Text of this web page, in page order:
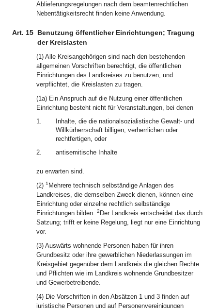
Ablieferungsregelungen nach dem beamtenrechtlichen
Nebentätigkeitsrecht finden keine Anwendung.
Art. 15 Benutzung öffentlicher Einrichtungen; Tragung
der Kreislasten
(1) Alle Kreisangehörigen sind nach den bestehenden
allgemeinen Vorschriften berechtigt, die öffentlichen
Einrichtungen des Landkreises zu benutzen, und
verpflichtet, die Kreislasten zu tragen.
(1a) Ein Anspruch auf die Nutzung einer öffentlichen
Einrichtung besteht nicht für Veranstaltungen, bei denen
1.
Inhalte, die die nationalsozialistische Gewalt- und
Willkürherrschaft billigen, verherrlichen oder
rechtfertigen, oder
2.
antisemitische Inhalte
zu erwarten sind.
(2) 1 Mehrere technisch selbständige Anlagen des
Landkreises, die demselben Zweck dienen, können eine
Einrichtung oder einzelne rechtlich selbständige
Einrichtungen bilden. 2 Der Landkreis entscheidet das durch
Satzung; trifft er keine Regelung, liegt nur eine Einrichtung
vor.
(3) Auswärts wohnende Personen haben für ihren
Grundbesitz oder ihre gewerblichen Niederlassungen im
Kreisgebiet gegenüber dem Landkreis die gleichen Rechte
und Pflichten wie im Landkreis wohnende Grundbesitzer
und Gewerbetreibende.
(4) Die Vorschriften in den Absätzen 1 und 3 finden auf
juristische Personen und auf Personenvereinigungen